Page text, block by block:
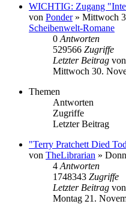
WICHTIG: Zugang
von Ponder» Mittwoch
Scheibenwelt-Romane
0 Antworten
529566 Zugriffe
Letzter Beitrag von
Mittwoch 30.
Themen
Antworten
Zugriffe
Letzter Beitrag
"Terry Pratchett Died
von TheLibrarian »
4 Antworten
1748343 Zugriffe
Letzter Beitrag von
Montag 21.